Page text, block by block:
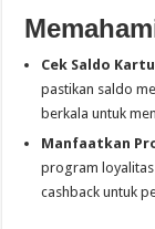
Cek Saldo
pastikan saldo
berkala untuk
Manfaatkan
program
cashback untuk